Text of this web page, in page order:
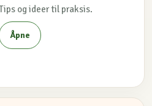
og ideer til praksis.
Åpne